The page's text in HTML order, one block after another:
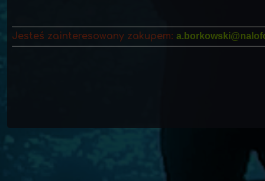
Jesteś zainteresowany zakupem: